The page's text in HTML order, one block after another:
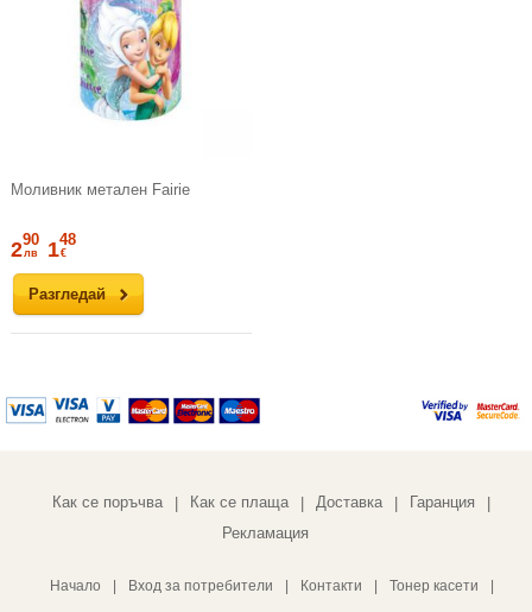
Моливник метален Fairie
Разгледай
290
лв 148
€
Как се поръчва Как се плаща Доставка Гаранция
Рекламация
Начало Вход за потребители Контакти Тонер касети